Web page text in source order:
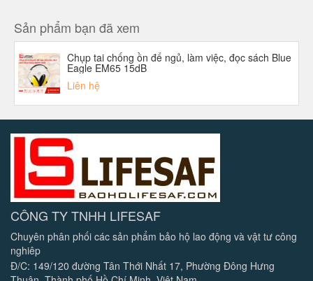
Sản phẩm bạn đã xem
Chụp tai chống ồn để ngủ, làm việc, đọc sách Blue
Eagle EM65 15dB
Liên hệ
CÔNG TY TNHH LIFESAF
Chuyên phân phối các sản phẩm bảo hộ lao động và vật tư công
nghiêp
Đ/C: 149/120 đường Tân Thới Nhất 17, Phường Đông Hưng